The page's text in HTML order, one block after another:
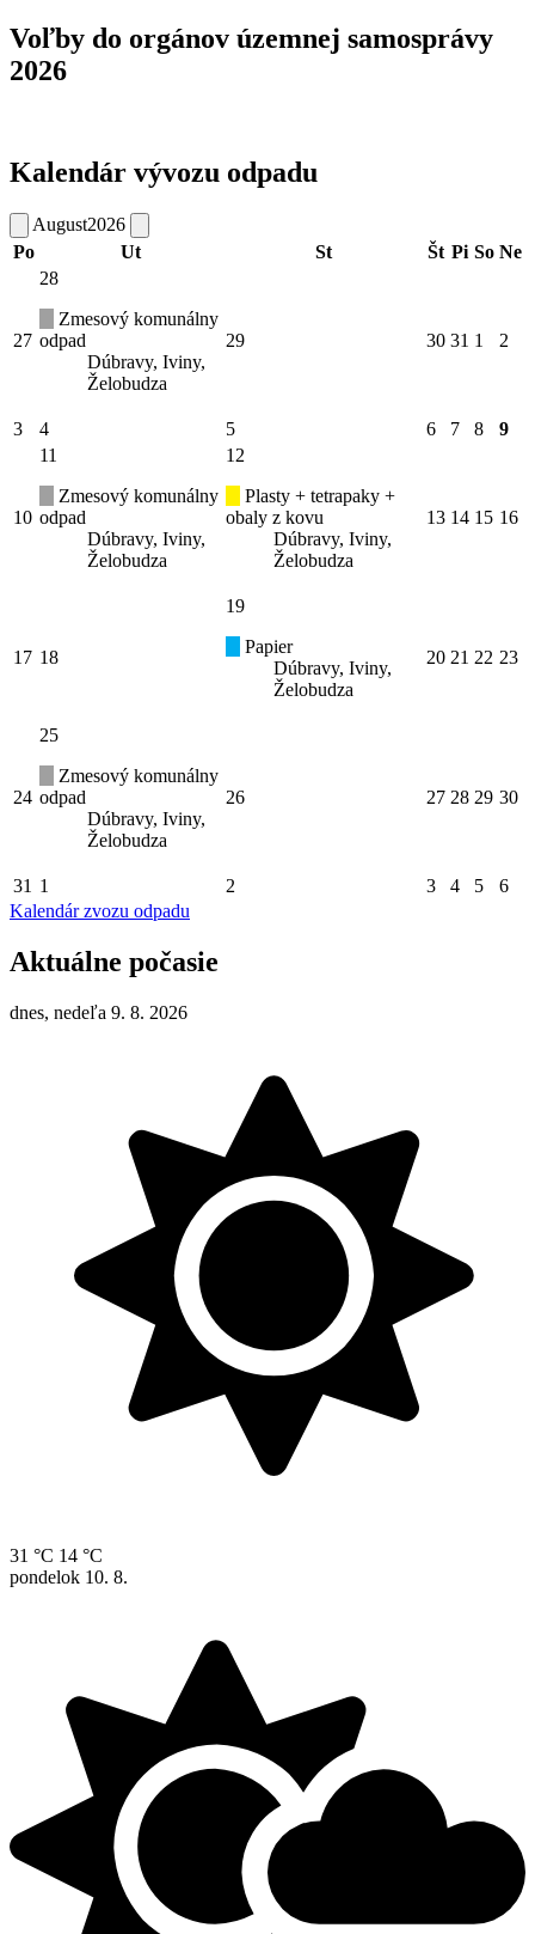
Voľby do orgánov územnej samosprávy
2026
Kalendár vývozu odpadu
August2026
Po
Ut St Št Pi So Ne
27
28
Zmesový komunálny
odpad
Dúbravy, Iviny,
Želobudza
29 30 31 1 2
3 4 5 6 7 8 9
10
11
Zmesový komunálny
odpad
Dúbravy, Iviny,
Želobudza
12
Plasty + tetrapaky +
obaly z kovu
Dúbravy, Iviny,
Želobudza
13 14 15 16
17 18
19
Papier
Dúbravy, Iviny,
Želobudza
20 21 22 23
24
25
Zmesový komunálny
odpad
Dúbravy, Iviny,
Želobudza
26 27 28 29 30
31 1 2 3 4 5
6
Kalendár zvozu odpadu
Aktuálne počasie
dnes, nedeľa 9. 8. 2026
31 °C 14 °C
pondelok 10. 8.